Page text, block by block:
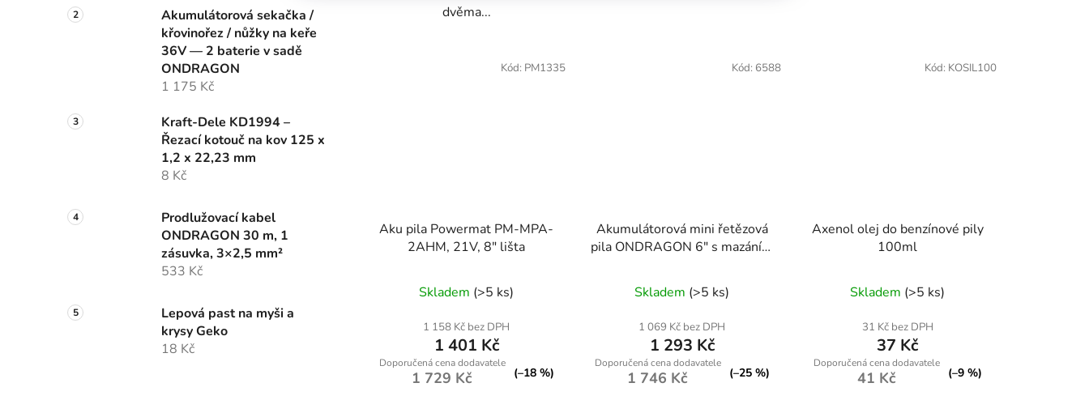
Akumulátorová sekačka /
křovinořez / nůžky na keře
36V — 2 baterie v sadě
ONDRAGON
1 175 Kč
Kraft-Dele KD1994 –
Řezací kotouč na kov 125 x
1,2 x 22,23 mm
8 Kč
Prodlužovací kabel
ONDRAGON 30 m, 1
zásuvka, 3×2,5 mm²
533 Kč
Lepová past na myši a
krysy Geko
18 Kč
dvěma...
Aku pila Powermat PM-MPA-
2AHM, 21V, 8" lišta
Skladem (>5 ks)
1 158 Kč bez DPH
1 401 Kč
1 729 Kč (–18 %)
Kód: PM1335
Akumulátorová mini řetězová
pila ONDRAGON 6" s mazáním
hodnocení
produktu
je
4,7
z
Skladem (>5 ks)
1 069 Kč bez DPH
1 293 Kč
1 746 Kč (–25 %)
Kód: 6588
Axenol olej do benzínové pily
100ml
Skladem (>5 ks)
31 Kč bez DPH
37 Kč
41 Kč (–9 %)
Kód: KOSIL100